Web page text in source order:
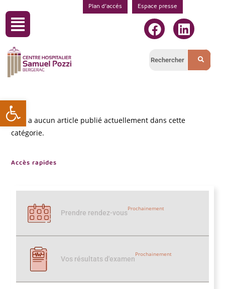
Ouvrir la barre d’outils
Plan d’accés Espace presse
Il n’y a aucun article publié actuellement dans cette
catégorie.
Accès rapides
Prendre rendez-vous
Prochainement
Vos résultats d'examen
Prochainement